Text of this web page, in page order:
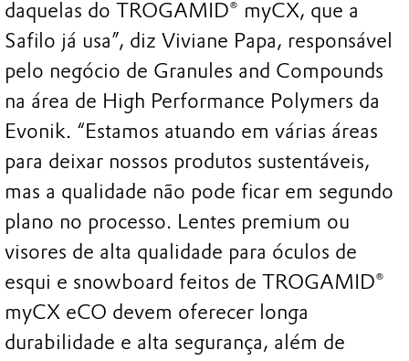
daquelas do TROGAMID® myCX, que a
Safilo já usa”, diz Viviane Papa, responsável
pelo negócio de Granules and Compounds
na área de High Performance Polymers da
Evonik. “Estamos atuando em várias áreas
para deixar nossos produtos sustentáveis,
mas a qualidade não pode ficar em segundo
plano no processo. Lentes premium ou
visores de alta qualidade para óculos de
esqui e snowboard feitos de TROGAMID®
myCX eCO devem oferecer longa
durabilidade e alta segurança, além de